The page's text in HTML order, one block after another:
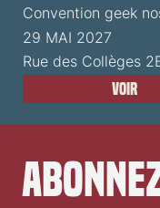
Convention geek
29 MAI 2027
Rue des Collèges
Voir